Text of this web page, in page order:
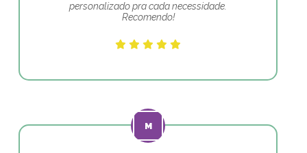
personalizado pra cada necessidade.
Recomendo!